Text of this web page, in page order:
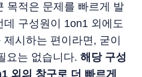
목적은 문제를 빠르게 발
구성원이 1on1 외에도
시하는 편이라면, 굳이
요는 없습니다. 해당 구성
외의 창구로 더 빠르게